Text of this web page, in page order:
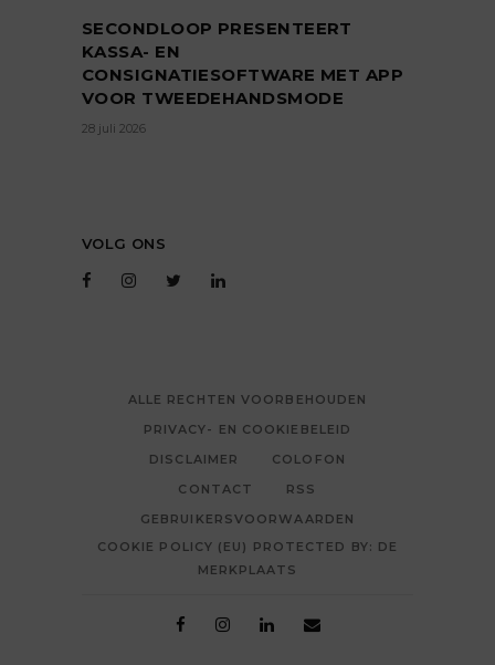
SECONDLOOP PRESENTEERT
KASSA- EN
CONSIGNATIESOFTWARE MET APP
VOOR TWEEDEHANDSMODE
28 juli 2026
VOLG ONS
ALLE RECHTEN VOORBEHOUDEN
PRIVACY- EN COOKIEBELEID
DISCLAIMER
COLOFON
CONTACT
RSS
GEBRUIKERSVOORWAARDEN
COOKIE POLICY (EU) PROTECTED BY: DE
MERKPLAATS